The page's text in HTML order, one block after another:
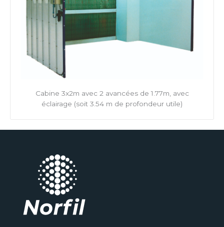
Cabine 3x2m avec 2 avancées de 1.77m, avec
éclairage (soit 3.54 m de profondeur utile)